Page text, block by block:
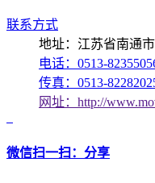
联系方式
地址：江苏省南通
电话：0513-
传真：0513-
网址：http://
微信扫一扫：分享